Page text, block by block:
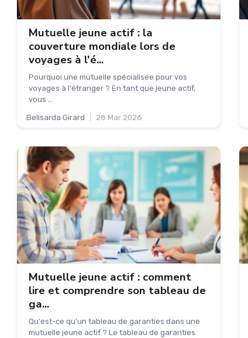
Mutuelle jeune actif : la
couverture mondiale lors de
voyages à l'é...
Pourquoi une mutuelle spécialisée pour vos
voyages à l'étranger ? En tant que jeune actif,
vous ...
Belisarda Girard 28 Mar 2026
Mutuelle jeune actif : comment
lire et comprendre son tableau de
ga...
Qu'est-ce qu'un tableau de garanties dans une
mutuelle jeune actif ? Le tableau de garanties